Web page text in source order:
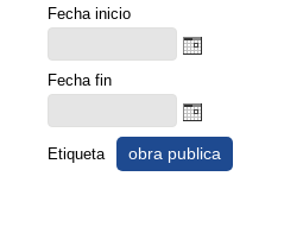
Fecha inicio
Fecha fin
Etiqueta obra publica